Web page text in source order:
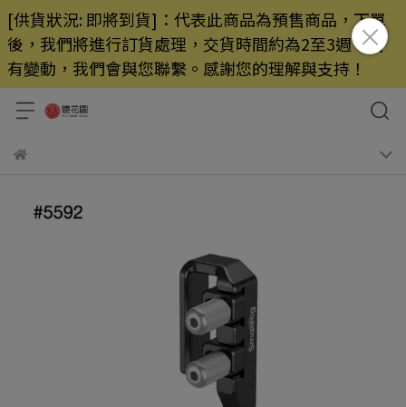
[供貨狀況: 即將到貨]：代表此商品為預售商品，下單
後，我們將進行訂貨處理，交貨時間約為2至3週，若
有變動，我們會與您聯繫。感謝您的理解與支持！